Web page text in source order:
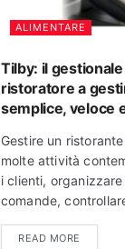
ALIMENTARE
Tilby: il
ristoratore a
semplice, veloce
Gestire un
molte attività
i clienti,
comande,
READ MORE